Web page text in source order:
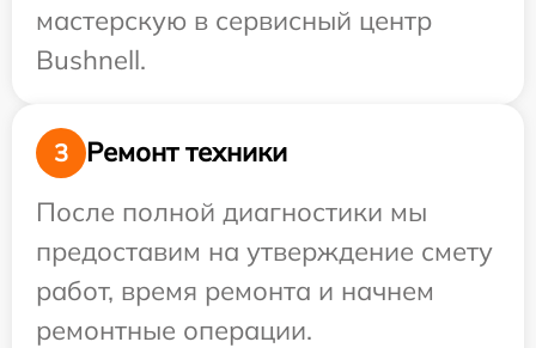
мастерскую в сервисный центр
Bushnell.
3
Ремонт техники
После полной диагностики мы
предоставим на утверждение смету
работ, время ремонта и начнем
ремонтные операции.